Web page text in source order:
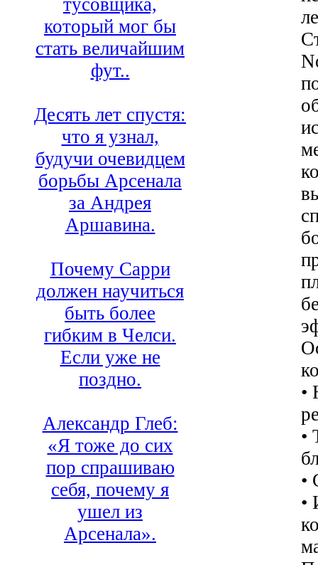
тусовщика,
который мог бы
стать величайшим
фут..
Десять лет спустя:
что я узнал,
будучи очевидцем
борьбы Арсенала
за Андрея
Аршавина.
Почему Сарри
должен научиться
быть более
гибким в Челси.
Если уже не
поздно.
Александр Глеб:
«Я тоже до сих
пор спрашиваю
себя, почему я
ушел из
Арсенала».
•
•
•
•